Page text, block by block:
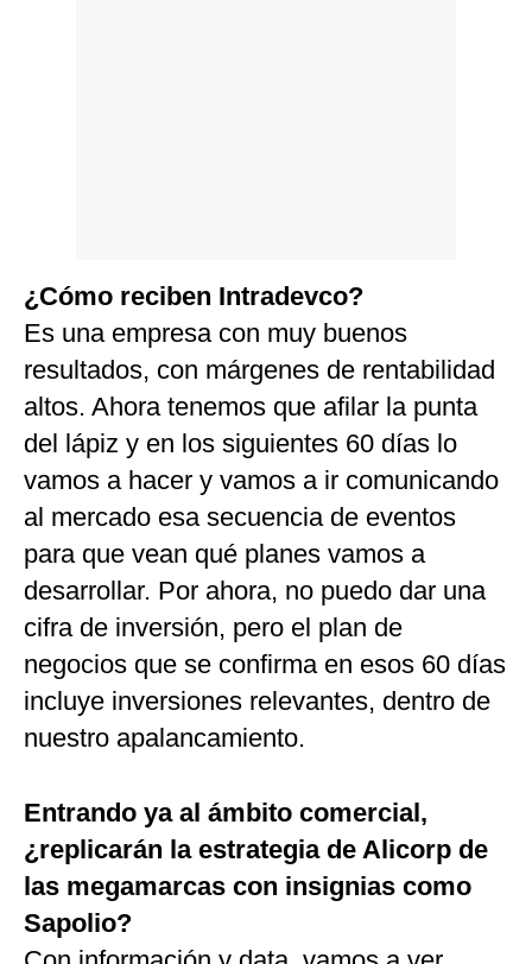
¿Cómo reciben Intradevco?
Es una empresa con muy buenos
resultados, con márgenes de rentabilidad
altos. Ahora tenemos que afilar la punta
del lápiz y en los siguientes 60 días lo
vamos a hacer y vamos a ir comunicando
al mercado esa secuencia de eventos
para que vean qué planes vamos a
desarrollar. Por ahora, no puedo dar una
cifra de inversión, pero el plan de
negocios que se confirma en esos 60 días
incluye inversiones relevantes, dentro de
nuestro apalancamiento.
Entrando ya al ámbito comercial,
¿replicarán la estrategia de Alicorp de
las megamarcas con insignias como
Sapolio?